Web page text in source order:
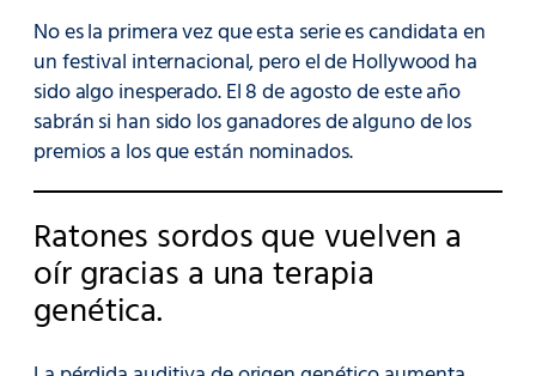
No es la primera vez que esta serie es candidata en
un festival internacional, pero el de Hollywood ha
sido algo inesperado. El 8 de agosto de este año
sabrán si han sido los ganadores de alguno de los
premios a los que están nominados.
Ratones sordos que vuelven a
oír gracias a una terapia
genética.